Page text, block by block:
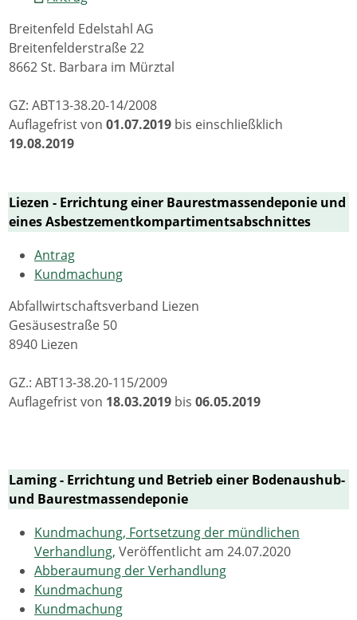
Breitenfeld Edelstahl AG
Breitenfelderstraße 22
8662 St. Barbara im Mürztal
GZ: ABT13-38.20-14/2008
Auflagefrist von 01.07.2019 bis einschließklich
19.08.2019
Liezen - Errichtung einer Baurestmassendeponie und
eines Asbestzementkompartimentsabschnittes
Antrag
Kundmachung
Abfallwirtschaftsverband Liezen
Gesäusestraße 50
8940 Liezen
GZ.: ABT13-38.20-115/2009
Auflagefrist von 18.03.2019 bis 06.05.2019
Laming - Errichtung und Betrieb einer Bodenaushub-
und Baurestmassendeponie
Kundmachung, Fortsetzung der mündlichen
Verhandlung, Veröffentlicht am 24.07.2020
Abberaumung der Verhandlung
Kundmachung
Kundmachung